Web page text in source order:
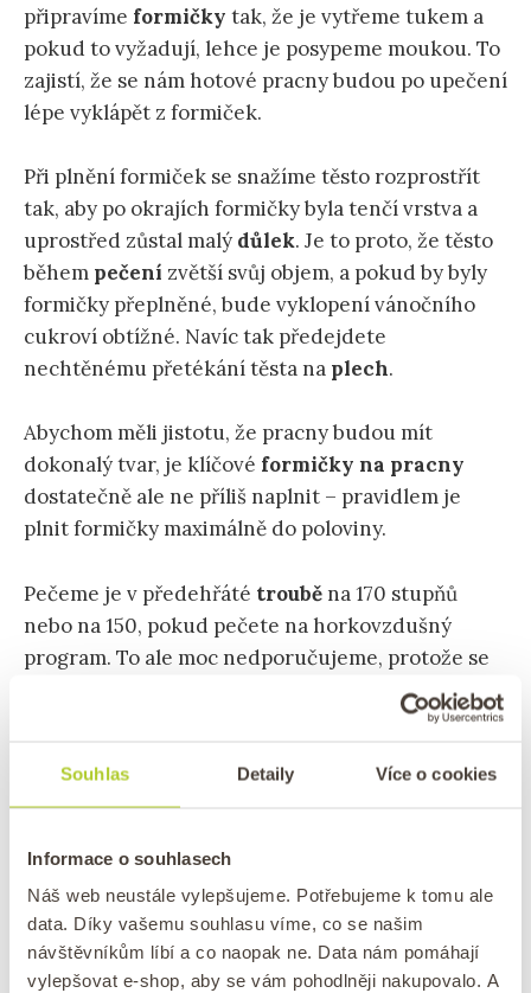
Souhlas Detaily Více o cookies
Informace o souhlasech
Náš web neustále vylepšujeme. Potřebujeme k tomu ale
data. Díky vašemu souhlasu víme, co se našim
návštěvníkům líbí a co naopak ne. Data nám pomáhají
vylepšovat e-shop, aby se vám pohodlněji nakupovalo. A
připravíme formičky tak, že je vytřeme tukem a
pokud to vyžadují, lehce je posypeme moukou. To
zajistí, že se nám hotové pracny budou po upečení
lépe vyklápět z formiček.
Při plnění formiček se snažíme těsto rozprostřít
tak, aby po okrajích formičky byla tenčí vrstva a
uprostřed zůstal malý důlek. Je to proto, že těsto
během pečení zvětší svůj objem, a pokud by byly
formičky přeplněné, bude vyklopení vánočního
cukroví obtížné. Navíc tak předejdete
nechtěnému přetékání těsta na plech.
Abychom měli jistotu, že pracny budou mít
dokonalý tvar, je klíčové formičky na pracny
dostatečně ale ne příliš naplnit – pravidlem je
plnit formičky maximálně do poloviny.
Pečeme je v předehřáté troubě na 170 stupňů
nebo na 150, pokud pečete na horkovzdušný
program. To ale moc nedporučujeme, protože se